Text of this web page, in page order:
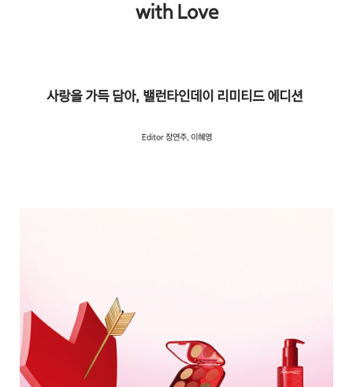
with Love
사랑을 가득 담아, 밸런타인데이 리미티드 에디션
Editor 장연주, 이혜영